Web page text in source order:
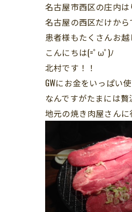
名古屋市西区の庄内は
名古屋の西区だけか
患者様もたくさんお越
こんにちは(=ﾟωﾟ)ﾉ
北村です！！
GWにお金をいっぱい
なんですがたまには
地元の焼き肉屋さん